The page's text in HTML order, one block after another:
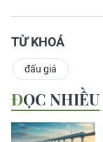
TỪ KHOÁ
đấu giá
ĐỌC NHIỀU